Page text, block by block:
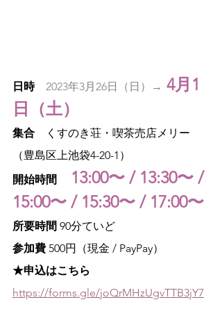
日時 2023年3月26日（日）→ 4月1
日（土）
集合 くすのき荘・喫茶売店メリー
（豊島区上池袋4-20-1）
開始時間
13:00〜 / 13:30〜 /
15:00〜 / 15:30〜 / 17:00〜
所要時間 90分ていど
参加費 500円（現金 / PayPay）
★申込はこちら
https://forms.gle/joQrMHzUgvTTB3jY7